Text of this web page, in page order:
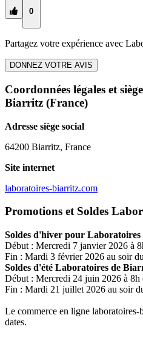
0
Partagez votre expérience avec
DONNEZ VOTRE AVIS
Coordonnées légales et
Biarritz (France)
Adresse siège social
64200 Biarritz, France
Site internet
laboratoires-biarritz.com
Promotions et Soldes
Soldes d'hiver pour
Début : Mercredi 7 janvier 2026 à
Fin : Mardi 3 février 2026 au soir
Soldes d'été Laboratoires de
Début : Mercredi 24 juin 2026 à 8h
Fin : Mardi 21 juillet 2026 au soir
Le commerce en ligne laboratoires-
dates.